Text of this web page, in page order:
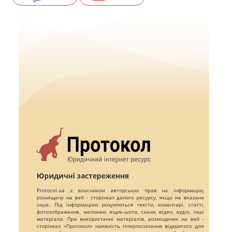
Юридичні застереження
Protocol.ua є власником авторських прав на інформацію,
розміщену на веб - сторінках даного ресурсу, якщо не вказано
інше. Під інформацією розуміються тексти, коментарі, статті,
фотозображення, малюнки, ящик-шота, скани, відео, аудіо, інші
матеріали. При використанні матеріалів, розміщених на веб -
сторінках «Протокол» наявність гіперпосилання відкритого для